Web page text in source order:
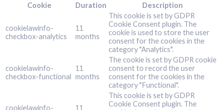
Cookie
Duration Description
cookielawinfo-
checkbox-analytics
11
months
This cookie is set by GDPR
Cookie Consent plugin. The
cookie is used to store the user
consent for the cookies in the
category "Analytics".
cookielawinfo-
checkbox-functional
11
months
The cookie is set by GDPR cookie
consent to record the user
consent for the cookies in the
category "Functional".
cookielawinfo- 11
This cookie is set by GDPR
Cookie Consent plugin. The